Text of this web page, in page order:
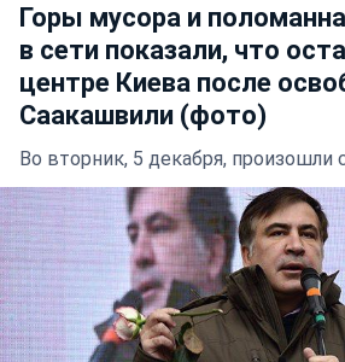
Горы мусора и
в сети показали, что
центре Киева после
Саакашвили (фото)
Во вторник, 5 декабря, произошли